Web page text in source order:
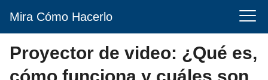
Mira Cómo Hacerlo
Proyector de video: ¿Qué es,